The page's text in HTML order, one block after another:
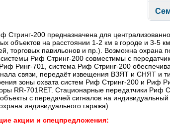
Стринг-200 предназначена для
объектов на расстоянии 1-2 км в городе и 3-5
торговых павильонов и пр.). Возможна охрана
Риф Стринг-200 совместимы с
Ринг-701, система Риф Стринг-200
связи, передаёт извещения ВЗЯТ и СНЯТ и
зоны охвата систем Риф Стринг-200 и Риф
RR-701RET. Стационарные передатчики Риф
с передачей сигналов на
индивидуального гаража).
акции и спецпредложения: